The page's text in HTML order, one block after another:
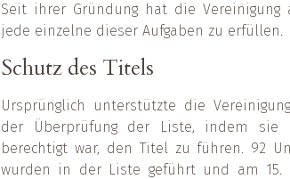
Seit ihrer Gründung hat die Vereinigung
jede einzelne dieser Aufgaben zu erfüllen.
Schutz des Titels
Ursprünglich unterstützte die
der Überprüfung der Liste, indem sie
berechtigt war, den Titel zu führen. 92
wurden in der Liste geführt und am 15.